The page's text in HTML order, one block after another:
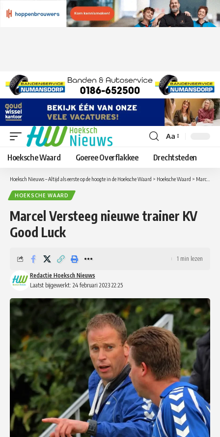
Lettergrootte
aanpassen
Aa
Hoeksche Waard Goeree Overflakkee Drechtsteden
Hoeksch Nieuws – Altijd als eerste op de hoogte in de Hoeksche Waard > Hoeksche Waard > Marcel Versteeg nieuwe trainer KV Good Luck
HOEKSCHE WAARD
Marcel Versteeg nieuwe trainer KV
Good Luck
Laatst bijgewerkt: 24 februari 2023 22:25
Redactie Hoeksch Nieuws
1 min lezen